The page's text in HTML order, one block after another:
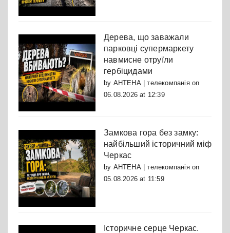
Дерева, що заважали
парковці супермаркету
навмисне отруїли
гербіцидами
by АНТЕНА | телекомпаніяon
06.08.2026 at 12:39
Замкова гора без замку:
найбільший історичний міф
Черкас
by АНТЕНА | телекомпаніяon
05.08.2026 at 11:59
Історичне серце Черкас.